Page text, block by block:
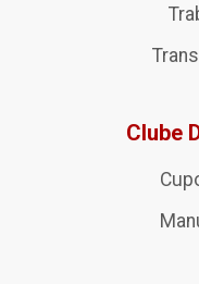
Clube